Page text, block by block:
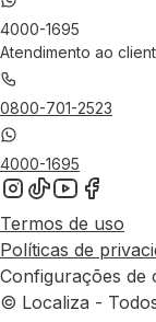
4000-1695
Atendimento ao
0800-701-2523
4000-1695
Termos de uso
Políticas de
Configurações de
© Localiza -